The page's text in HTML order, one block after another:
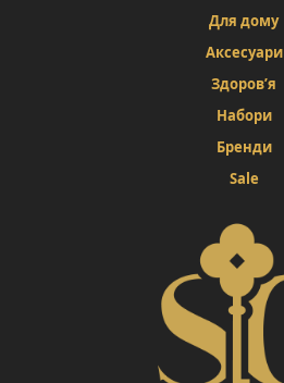
Для дому
Аксесуари
Здоров’я
Набори
Бренди
Sale